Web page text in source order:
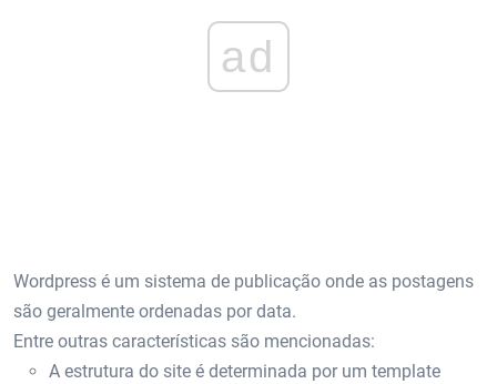
ad
Wordpress é um sistema de publicação onde as postagens
são geralmente ordenadas por data.
Entre outras características são mencionadas:
A estrutura do site é determinada por um template